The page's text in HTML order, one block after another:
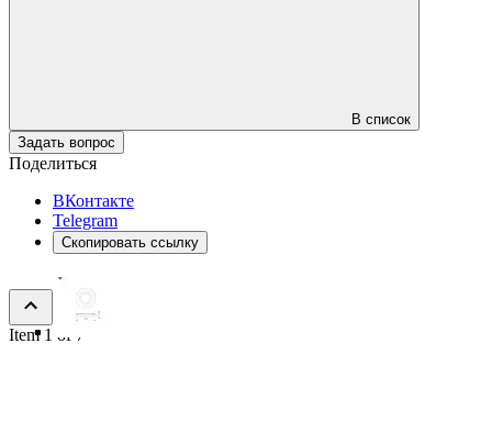
В список
Задать вопрос
Поделиться
ВКонтакте
Telegram
Скопировать ссылку
Item 1 of 7